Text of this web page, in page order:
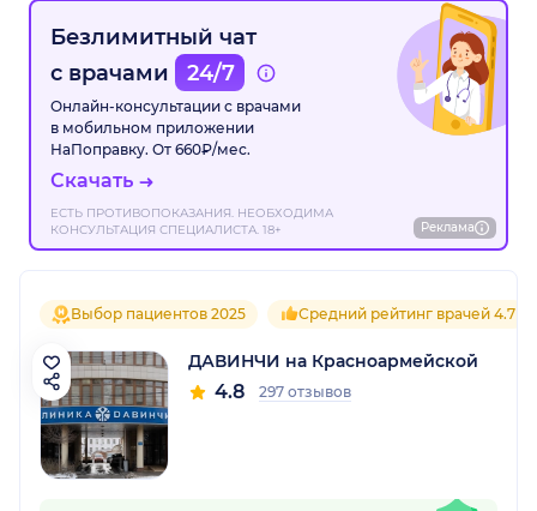
Безлимитный чат
с врачами
24/7
Онлайн-консультации с врачами
в мобильном приложении
НаПоправку. От 660₽/мес.
Скачать
ЕСТЬ ПРОТИВОПОКАЗАНИЯ. НЕОБХОДИМА
КОНСУЛЬТАЦИЯ СПЕЦИАЛИСТА. 18+
Реклама
Выбор пациентов 2025 Средний рейтинг врачей 4.7
ДАВИНЧИ на Красноармейской
4.8 297 отзывов